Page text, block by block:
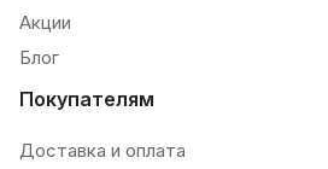
Акции
Блог
Покупателям
Доставка и оплата